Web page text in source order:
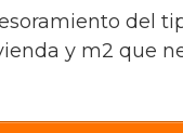
del
y m2 que